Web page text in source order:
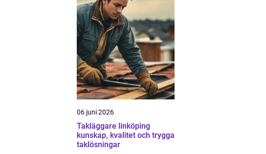
06 juni 2026
Takläggare linköping
kunskap, kvalitet och trygga
taklösningar